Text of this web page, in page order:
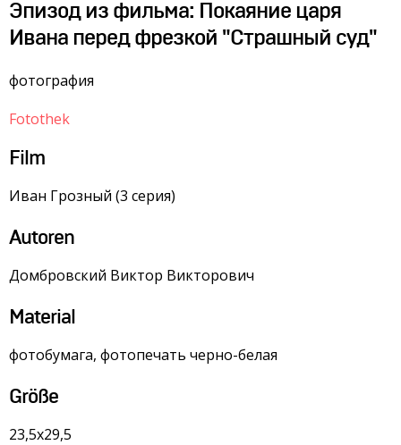
Эпизод из фильма: Покаяние царя
Ивана перед фрезкой "Страшный суд"
фотография
Fotothek
Film
Иван Грозный (3 серия)
Autoren
Домбровский Виктор Викторович
Material
фотобумага, фотопечать черно-белая
Größe
23,5х29,5